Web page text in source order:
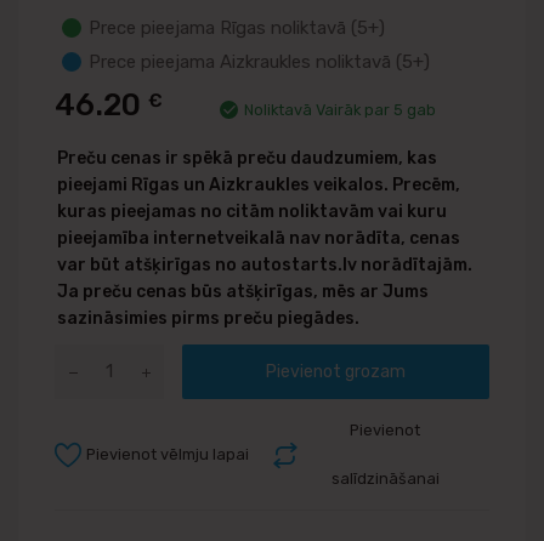
Prece pieejama Rīgas noliktavā (5+)
Prece pieejama Aizkraukles noliktavā (5+)
46.20 € Noliktavā Vairāk par 5 gab
Preču cenas ir spēkā preču daudzumiem, kas
pieejami Rīgas un Aizkraukles veikalos. Precēm,
kuras pieejamas no citām noliktavām vai kuru
pieejamība internetveikalā nav norādīta, cenas
var būt atšķirīgas no autostarts.lv norādītajām.
Ja preču cenas būs atšķirīgas, mēs ar Jums
sazināsimies pirms preču piegādes.
Pievienot grozam
Pievienot
salīdzināšanai
Pievienot vēlmju lapai